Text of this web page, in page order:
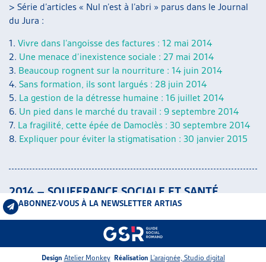
> Série d’articles « Nul n’est à l’abri » parus dans le Journal
du Jura :
1. Vivre dans l’angoisse des factures : 12 mai 2014
2. Une menace d’inexistence sociale : 27 mai 2014
3. Beaucoup rognent sur la nourriture : 14 juin 2014
4. Sans formation, ils sont largués : 28 juin 2014
5. La gestion de la détresse humaine : 16 juillet 2014
6. Un pied dans le marché du travail : 9 septembre 2014
7. La fragilité, cette épée de Damoclès : 30 septembre 2014
8. Expliquer pour éviter la stigmatisation : 30 janvier 2015
2014 – SOUFFRANCE SOCIALE ET SANTÉ
PSYCHIQUE: LE RÔLE PIVOT DU TRAVAIL
SOCIAL
(format PDF)
>Actes 2014
ABONNEZ-VOUS À LA NEWSLETTER ARTIAS
Design Atelier Monkey Réalisation L’araignée, Studio digital